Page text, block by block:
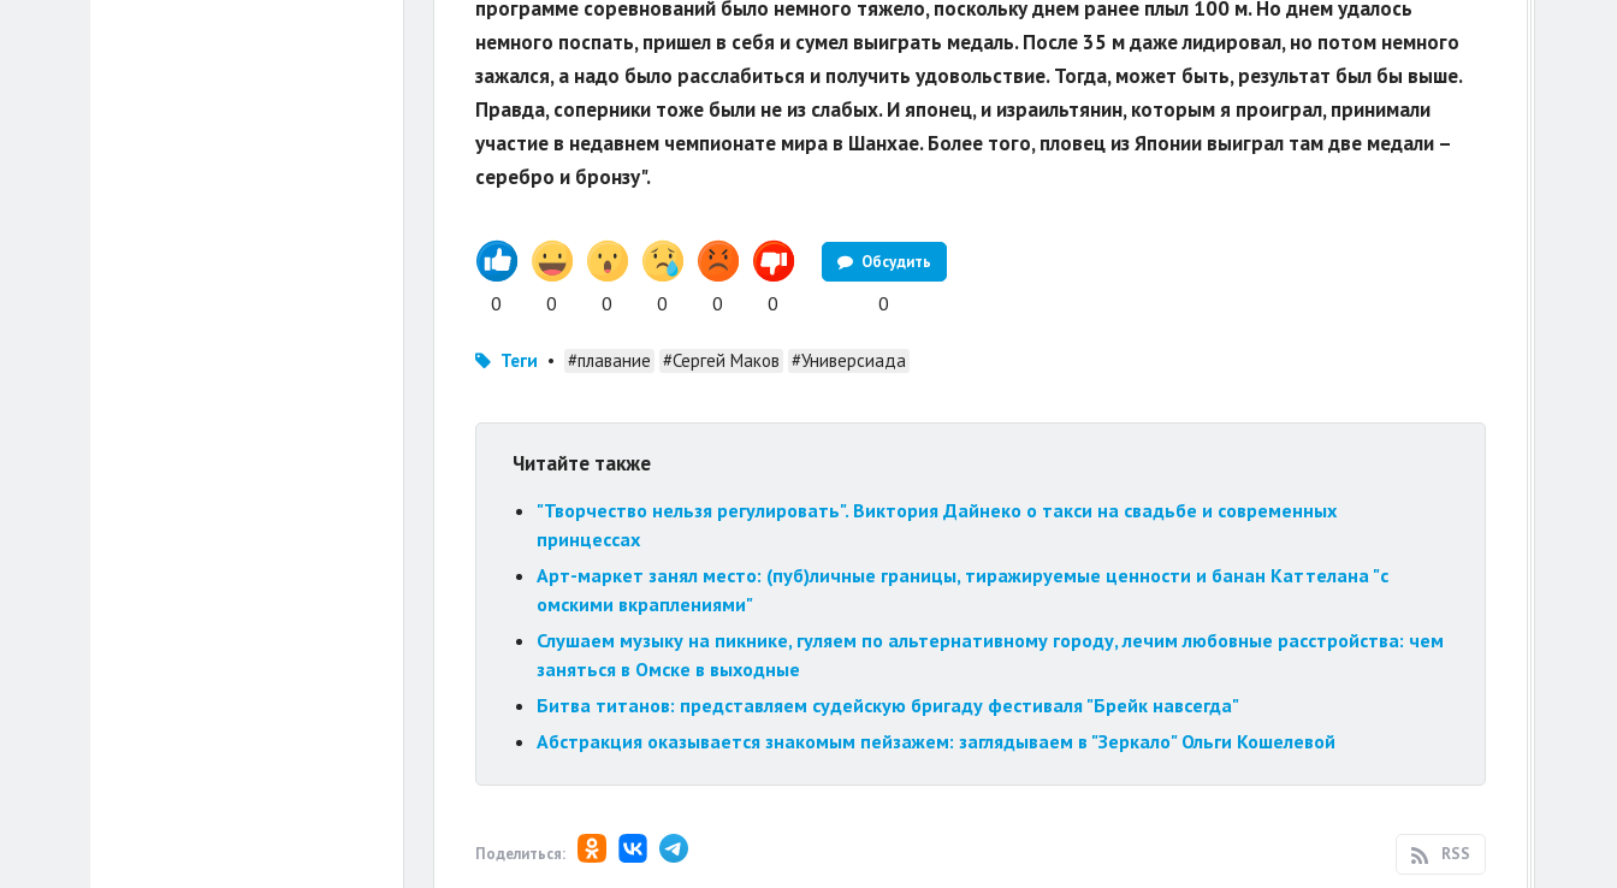
программе соревнований было немного тяжело, поскольку днем ранее плыл 100 м. Но днем удалось
немного поспать, пришел в себя и сумел выиграть медаль. После 35 м даже лидировал, но потом немного
зажался, а надо было расслабиться и получить удовольствие. Тогда, может быть, результат был бы выше.
Правда, соперники тоже были не из слабых. И японец, и израильтянин, которым я проиграл, принимали
участие в недавнем чемпионате мира в Шанхае. Более того, пловец из Японии выиграл там две медали –
серебро и бронзу".
0 0 0 0 0 0
Обсудить
0
Теги • #плавание #Сергей Маков #Универсиада
Читайте также
"Творчество нельзя регулировать". Виктория Дайнеко о такси на свадьбе и современных
принцессах
Арт-маркет занял место: (пуб)личные границы, тиражируемые ценности и банан Каттелана "с
омскими вкраплениями"
Слушаем музыку на пикнике, гуляем по альтернативному городу, лечим любовные расстройства: чем
заняться в Омске в выходные
Битва титанов: представляем судейскую бригаду фестиваля "Брейк навсегда"
Абстракция оказывается знакомым пейзажем: заглядываем в "Зеркало" Ольги Кошелевой
Поделиться: RSS